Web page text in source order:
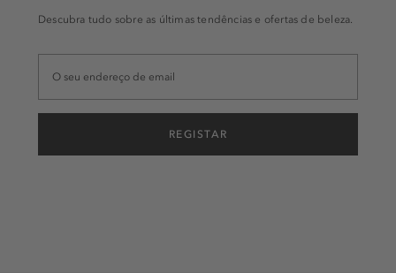
Descubra tudo sobre as últimas tendências e ofertas de beleza.
REGISTAR